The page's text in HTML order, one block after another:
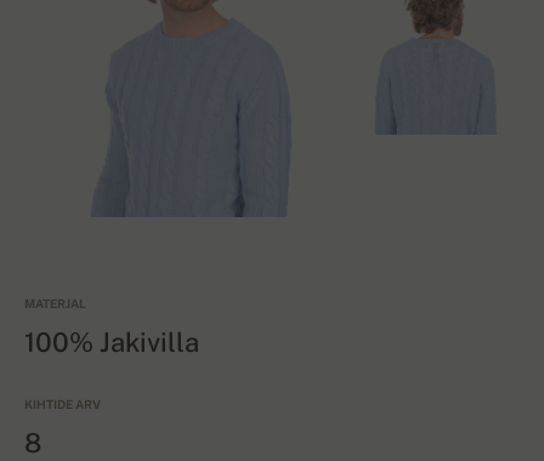
MATERJAL
100% Jakivilla
KIHTIDE ARV
8